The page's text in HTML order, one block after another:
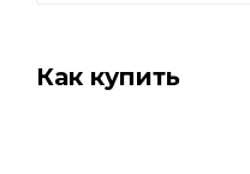
Как купить